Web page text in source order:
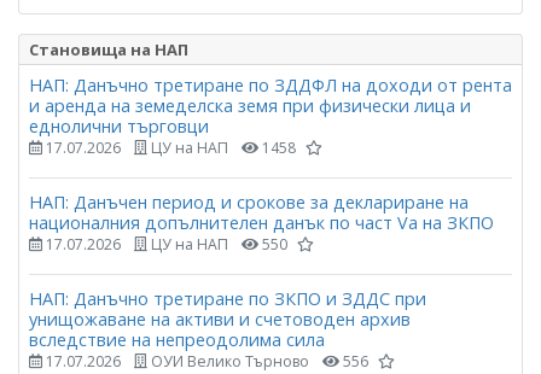
Становища на НАП
НАП: Данъчно третиране по ЗДДФЛ на доходи от рента
и аренда на земеделска земя при физически лица и
еднолични търговци
17.07.2026 ЦУ на НАП 1458
НАП: Данъчен период и срокове за деклариране на
националния допълнителен данък по част Vа на ЗКПО
17.07.2026 ЦУ на НАП 550
НАП: Данъчно третиране по ЗКПО и ЗДДС при
унищожаване на активи и счетоводен архив
вследствие на непреодолима сила
17.07.2026 ОУИ Велико Търново 556